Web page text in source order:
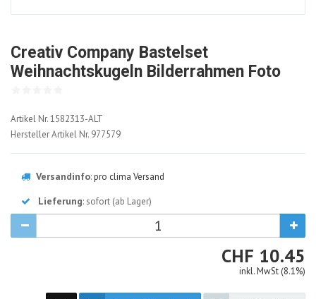
Creativ Company Bastelset
Weihnachtskugeln Bilderrahmen Foto
1582313-
ALT
Artikel Nr.1582313-ALT
Hersteller Artikel Nr. 977579
Versandinfo:pro clima Versand
Lieferung: sofort (ab Lager)
CHF CHF
10.45
inkl. MwSt (8.1%)